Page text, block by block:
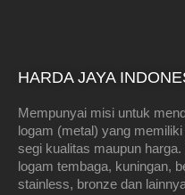
HARDA JAYA
Mempunyai misi untuk
logam (metal) yang
segi kualitas maupun
logam tembaga, kuningan,
stainless, bronze dan